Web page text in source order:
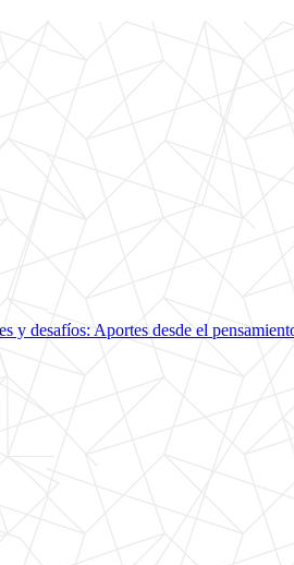
y desafíos: Aportes desde el